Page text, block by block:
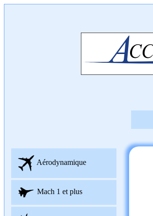
Aérodynamique
Mach 1 et plus